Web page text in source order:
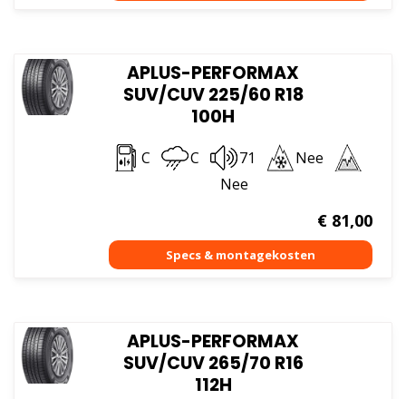
APLUS-PERFORMAX
SUV/CUV 225/60 R18
100H
C C 71
Nee
Nee
€81,00
APLUS-PERFORMAX
SUV/CUV 265/70 R16
112H